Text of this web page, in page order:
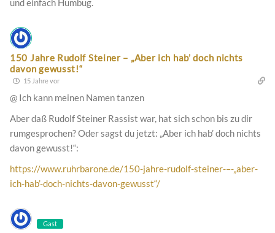
und einfach Humbug.
150 Jahre Rudolf Steiner – „Aber ich hab’ doch nichts
davon gewusst!“
15 Jahre vor
@ Ich kann meinen Namen tanzen
Aber daß Rudolf Steiner Rassist war, hat sich schon bis zu dir
rumgesprochen? Oder sagst du jetzt: „Aber ich hab’ doch nichts
davon gewusst!“:
https://www.ruhrbarone.de/150-jahre-rudolf-steiner-–-„aber-
ich-hab’-doch-nichts-davon-gewusst“/
Gast